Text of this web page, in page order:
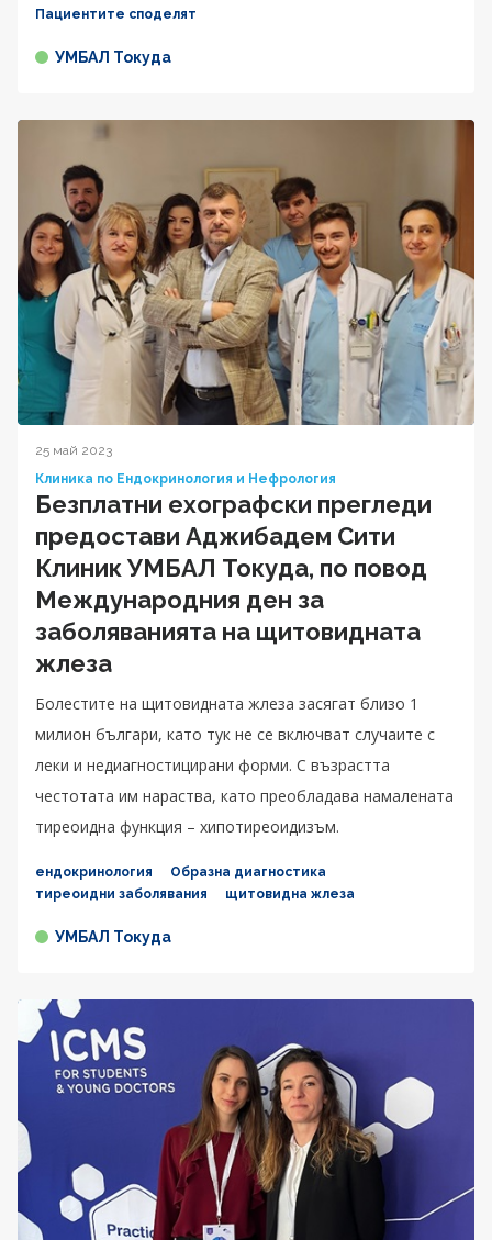
Пациентите споделят
УМБАЛ Токуда
25 май 2023
Клиника по Ендокринология и Нефрология
Безплатни ехографски прегледи
предостави Аджибадем Сити
Клиник УМБАЛ Токуда, по повод
Международния ден за
заболяванията на щитовидната
жлеза
Болестите на щитовидната жлеза засягат близо 1
милион българи, като тук не се включват случаите с
леки и недиагностицирани форми. С възрастта
честотата им нараства, като преобладава намалената
тиреоидна функция – хипотиреоидизъм.
ендокринология
Образна диагностика
тиреоидни заболявания
щитовидна жлеза
УМБАЛ Токуда